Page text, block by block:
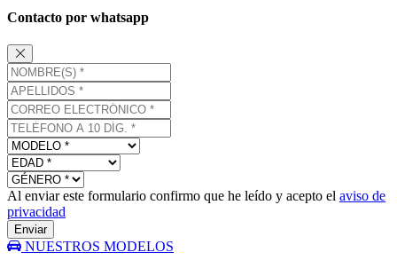
Contacto por whatsapp
Al enviar este formulario confirmo que he leído y acepto el aviso de
privacidad
Enviar
NUESTROS MODELOS